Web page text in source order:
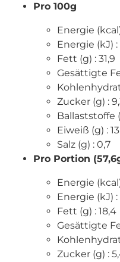
Pro 100g
Energie
Energie (kJ) :
Fett (g) : 31,9
Gesättigte
Zucker (g) :
Ballaststoffe
Eiweiß (g) :
Salz (g) : 0,7
Pro Portion
Energie
Energie (kJ) :
Fett (g) : 18,4
Gesättigte
Zucker (g) :